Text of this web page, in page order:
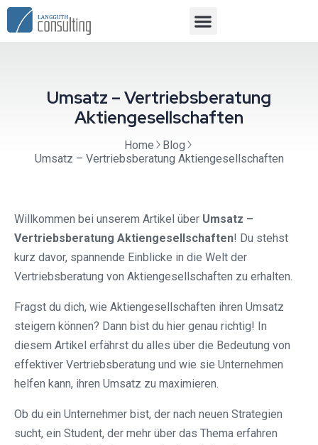
Umsatz – Vertriebsberatung
Aktiengesellschaften
Home
Blog
Umsatz – Vertriebsberatung Aktiengesellschaften
Willkommen bei unserem Artikel über Umsatz –
Vertriebsberatung Aktiengesellschaften! Du stehst
kurz davor, spannende Einblicke in die Welt der
Vertriebsberatung von Aktiengesellschaften zu erhalten.
Fragst du dich, wie Aktiengesellschaften ihren Umsatz
steigern können? Dann bist du hier genau richtig! In
diesem Artikel erfährst du alles über die Bedeutung von
effektiver Vertriebsberatung und wie sie Unternehmen
helfen kann, ihren Umsatz zu maximieren.
Ob du ein Unternehmer bist, der nach neuen Strategien
sucht, ein Student, der mehr über das Thema erfahren